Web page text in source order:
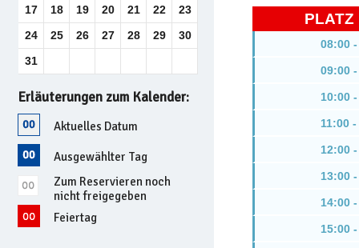
17
18 19 20 21 22
23
24
25 26 27 28 29
30
31
Erläuterungen zum Kalender:
Aktuelles Datum
Ausgewählter Tag
Zum Reservieren noch
nicht freigegeben
Feiertag
PLATZ
08:00
09:00
10:00
11:00
12:00
13:00
14:00
15:00